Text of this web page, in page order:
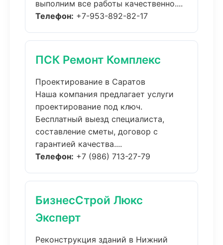
выполним все работы качественно....
Телефон: +7-953-892-82-17
ПСК Ремонт Комплекс
Проектирование в Саратов
Наша компания предлагает услуги
проектирование под ключ.
Бесплатный выезд специалиста,
составление сметы, договор с
гарантией качества....
Телефон: +7 (986) 713-27-79
БизнесСтрой Люкс
Эксперт
Реконструкция зданий в Нижний